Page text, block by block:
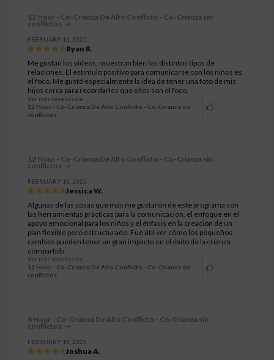
12 Hour - Co-Crianza De Alto Conflicto - Co-Crianza sin
conflictos
FEBRUARY 11, 2025
Ryan R.
Me gustan los videos, muestran bien los distintos tipos de
relaciones. El estímulo positivo para comunicarse con los niños es
el foco. Me gustó especialmente la idea de tener una foto de mis
hijos cerca para recordarles que ellos son el foco.
Ver más reseñas de
12 Hour - Co-Crianza De Alto Conflicto - Co-Crianza sin
conflictos
12 Hour - Co-Crianza De Alto Conflicto - Co-Crianza sin
conflictos
FEBRUARY 10, 2025
Jessica W.
Algunas de las cosas que más me gustaron de este programa son
las herramientas prácticas para la comunicación, el enfoque en el
apoyo emocional para los niños y el énfasis en la creación de un
plan flexible pero estructurado. Fue útil ver cómo los pequeños
cambios pueden tener un gran impacto en el éxito de la crianza
compartida.
Ver más reseñas de
12 Hour - Co-Crianza De Alto Conflicto - Co-Crianza sin
conflictos
8 Hour - Co-Crianza De Alto Conflicto - Co-Crianza sin
conflictos
FEBRUARY 10, 2025
Joshua A.